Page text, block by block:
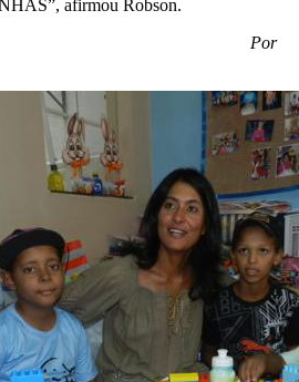
afirmou Robson.